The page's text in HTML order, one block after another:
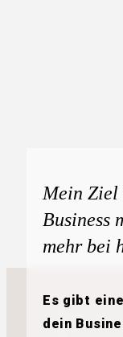
Mein
Business
mehr bei
Es gibt
dein